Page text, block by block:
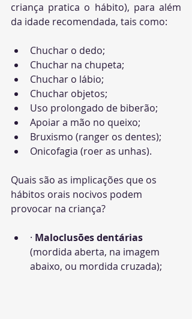
criança pratica o hábito), para além
da idade recomendada, tais como:
Chuchar o dedo;
Chuchar na chupeta;
Chuchar o lábio;
Chuchar objetos;
Uso prolongado de biberão;
Apoiar a mão no queixo;
Bruxismo (ranger os dentes);
Onicofagia (roer as unhas).
Quais são as implicações que os
hábitos orais nocivos podem
provocar na criança?
· Maloclusões dentárias
(mordida aberta, na imagem
abaixo, ou mordida cruzada);